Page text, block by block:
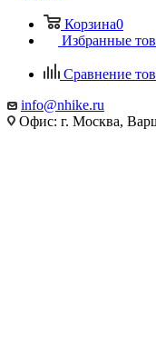
Корзина0
Избранные
Сравнение
info@nhike.ru
Офис: г. Москва,